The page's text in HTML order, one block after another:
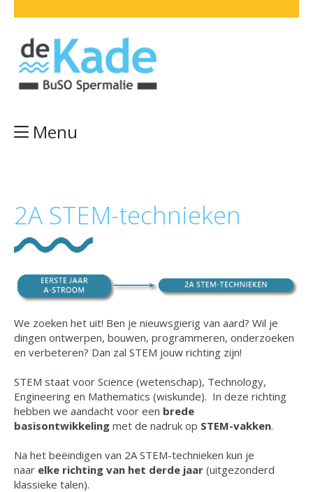
Menu
2A STEM-technieken
We zoeken het uit! Ben je nieuwsgierig van aard? Wil je
dingen ontwerpen, bouwen, programmeren, onderzoeken
en verbeteren? Dan zal STEM jouw richting zijn!
STEM staat voor Science (wetenschap), Technology,
Engineering en Mathematics (wiskunde). In deze richting
hebben we aandacht voor een brede
basisontwikkeling met de nadruk op STEM-vakken.
Na het beëindigen van 2A STEM-technieken kun je
naar elke richting van het derde jaar (uitgezonderd
klassieke talen).